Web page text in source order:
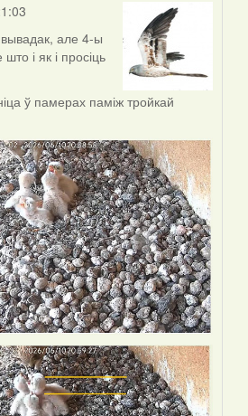
але 4-ы
і як і просіць
ў памерах паміж тройкай